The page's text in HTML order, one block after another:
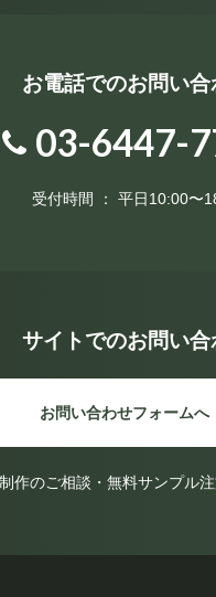
お電話でのお問い合
03-6447-
受付時間 ： 平日10:00〜
サイトでのお問い合
お問い合わせフォームへ
制作のご相談・無料サンプル